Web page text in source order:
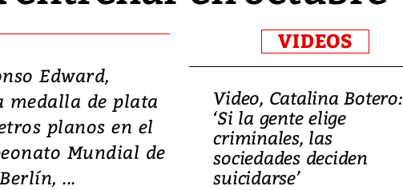
Edward,
medalla de plata
planos en el
Mundial de
...
VIDEOS
Japón: Terremoto
y graves
en Kumamoto
Video, Catalina Botero:
‘Si la gente elige
criminales, las
sociedades deciden
suicidarse’